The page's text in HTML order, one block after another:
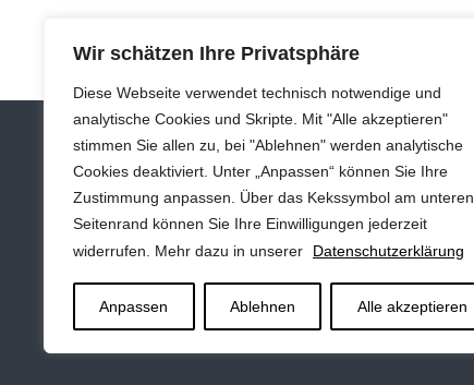
Wir schätzen Ihre Privatsphäre
Diese Webseite verwendet technisch notwendige und
analytische Cookies und Skripte. Mit "Alle akzeptieren"
stimmen Sie allen zu, bei "Ablehnen" werden analytische
Cookies deaktiviert. Unter „Anpassen“ können Sie Ihre
Zustimmung anpassen. Über das Kekssymbol am unteren
Seitenrand können Sie Ihre Einwilligungen jederzeit
widerrufen. Mehr dazu in unserer
Datenschutzerklärung
Anpassen Ablehnen Alle akzeptieren
Impressum
Datenschutz